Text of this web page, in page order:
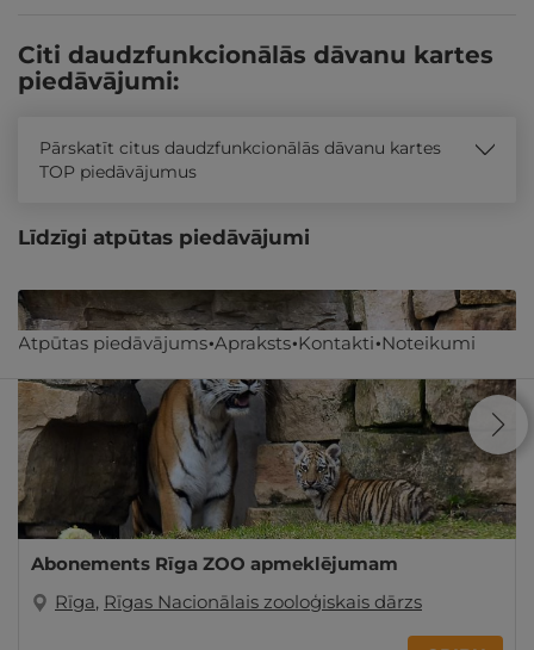
Atpūtas piedāvājums Apraksts Kontakti Noteikumi
Citi daudzfunkcionālās dāvanu kartes
piedāvājumi:
Pārskatīt citus daudzfunkcionālās dāvanu kartes
TOP piedāvājumus
Līdzīgi atpūtas piedāvājumi
Abonements Rīga ZOO apmeklējumam
Rīga, Rīgas Nacionālais zooloģiskais dārzs